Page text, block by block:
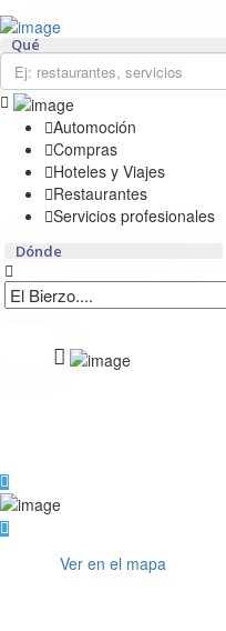
Añadir Negocio
Actualidad
Contacto
Qué
Automoción
Compras
Hoteles y Viajes
Restaurantes
Servicios profesionales
Dónde
Ver en el mapa